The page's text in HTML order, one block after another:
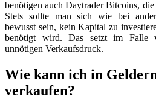
benötigen auch Daytrader Bitcoins,
Stets sollte man sich wie bei
bewusst sein, kein Kapital zu
benötigt wird. Das setzt im Falle
unnötigen Verkaufsdruck.
Wie kann ich in
verkaufen?